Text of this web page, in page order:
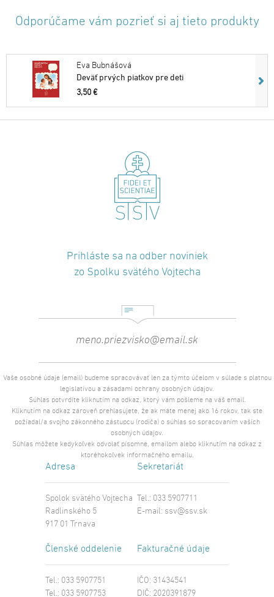
Odporúčame vám pozrieť si aj tieto produkty
Eva Bubnášová
Deväť prvých piatkov pre deti
3,50 €
Prihláste sa na odber noviniek
zo Spolku svätého Vojtecha
Vaše osobné údaje (email) budeme spracovávať len za týmto účelom v súlade s platnou
legislatívou a zásadami ochrany osobných údajov.
Súhlas potvrdíte kliknutím na odkaz, ktorý vám pošleme na váš email.
Kliknutím na odkaz zároveň prehlasujete, že ak máte menej ako 16 rokov, tak ste
požiadal/a svojho zákonného zástupcu (rodiča) o súhlas so spracovaním vašich
osobných údajov.
Súhlas môžete kedykoľvek odvolať písomne, emailom alebo kliknutím na odkaz z
ktoréhokoľvek informačného emailu.
Adresa
Spolok svätého Vojtecha
Radlinského 5
917 01 Trnava
Sekretariát
Tel.: 033 5907711
E-mail: ssv@ssv.sk
Členské oddelenie
Tel.: 033 5907751
Tel.: 033 5907753
Fakturačné údaje
IČO: 31434541
DIČ: 2020391879